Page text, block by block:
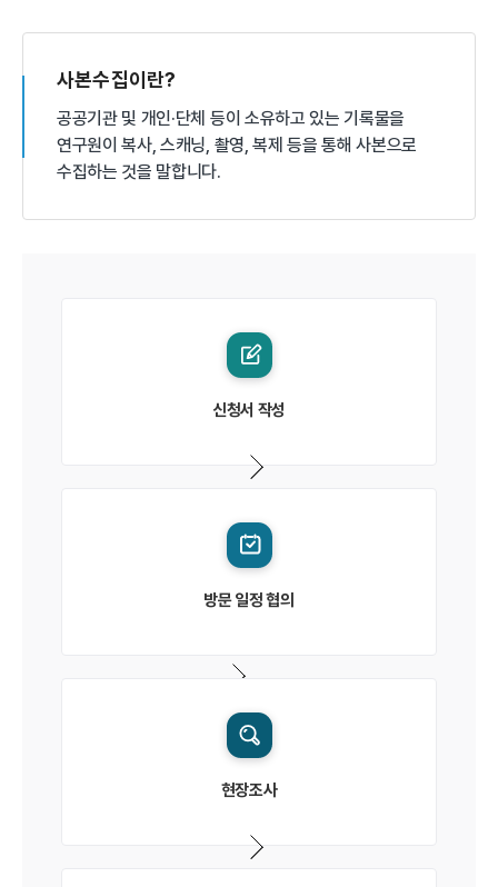
사본수집이란?
공공기관 및 개인·단체 등이 소유하고 있는 기록물을
연구원이 복사, 스캐닝, 촬영, 복제 등을 통해 사본으로
수집하는 것을 말합니다.
신청서 작성
방문 일정 협의
현장조사